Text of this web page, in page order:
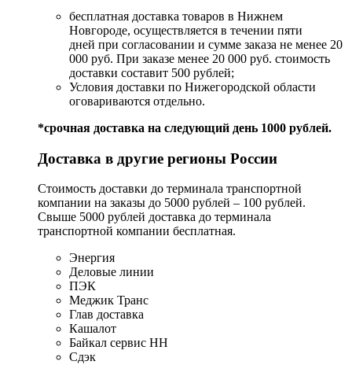
бесплатная доставка товаров в Нижнем
Новгороде, осуществляется в течении пяти
дней при согласовании и сумме заказа не менее 20
000 руб. При заказе менее 20 000 руб. стоимость
доставки составит 500 рублей;
Условия доставки по Нижегородской области
оговариваются отдельно.
*срочная доставка на следующий день 1000 рублей.
Доставка в другие регионы России
Стоимость доставки до терминала транспортной
компании на заказы до 5000 рублей – 100 рублей.
Свыше 5000 рублей доставка до терминала
транспортной компании бесплатная.
Энергия
Деловые линии
ПЭК
Меджик Транс
Глав доставка
Кашалот
Байкал сервис НН
Сдэк